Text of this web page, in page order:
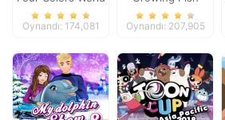
Tour
Oynandı: 174,081 Oynandı: 207,905